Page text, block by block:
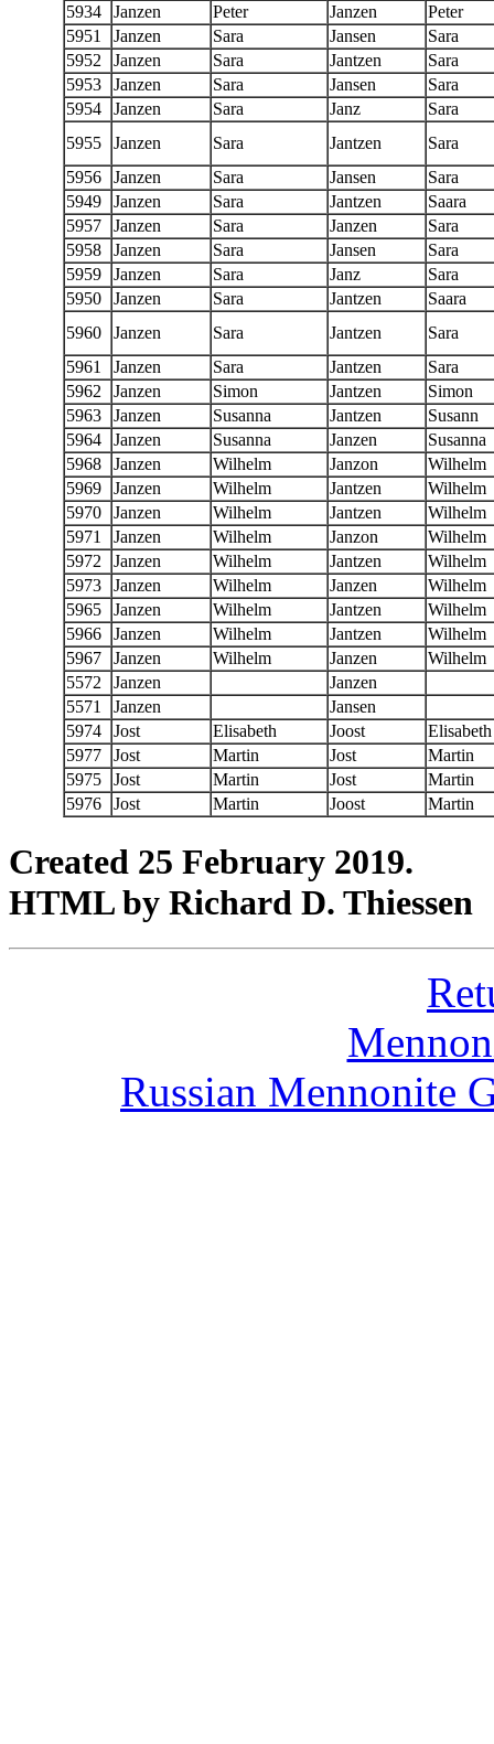
5934
Janzen Peter Janzen
Peter
5951
Janzen Sara Jansen
Sara
5952
Janzen Sara Jantzen
Sara
5953
Janzen Sara Jansen
Sara
5954
Janzen Sara Janz
Sara
5955
Janzen Sara Jantzen
Sara
5956
Janzen Sara Jansen
Sara
5949
Janzen Sara Jantzen
Saara
5957
Janzen Sara Janzen
Sara
5958
Janzen Sara Jansen
Sara
5959
Janzen Sara Janz
Sara
5950
Janzen Sara Jantzen
Saara
5960
Janzen Sara Jantzen
Sara
5961
Janzen Sara Jantzen
Sara
5962
Janzen Simon Jantzen
Simon
5963
Janzen Susanna Jantzen
Susann
5964
Janzen Susanna Janzen
Susanna
5968
Janzen Wilhelm Janzon
Wilhelm
5969
Janzen Wilhelm Jantzen
Wilhelm
5970
Janzen Wilhelm Jantzen
Wilhelm
5971
Janzen Wilhelm Janzon
Wilhelm
5972
Janzen Wilhelm Jantzen
Wilhelm
5973
Janzen Wilhelm Janzen
Wilhelm
5965
Janzen Wilhelm Jantzen
Wilhelm
5966
Janzen Wilhelm Jantzen
Wilhelm
5967
Janzen Wilhelm Janzen
Wilhelm
5572
Janzen
Janzen
5571
Janzen
Jansen
5974
Jost Elisabeth Joost
Elisabeth
5977
Jost Martin Jost
Martin
5975
Jost Martin Jost
Martin
5976
Jost Martin Joost Martin
Created 25 February 2019.
HTML by Richard D. Thiessen
Russian Mennonite